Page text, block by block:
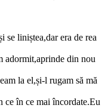
se liniștea,dar era de rea
adormit,aprinde din nou
la el,și-l rugam să mă
ce în ce mai încordate.Eu